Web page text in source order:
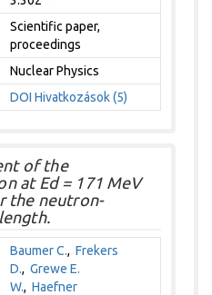
Scientific paper,
proceedings
Nuclear Physics
DOI Hivatkozások (5)
of the
at Ed = 171 MeV
the neutron-
Baumer C.,Frekers
D.,Grewe E.
W.,Haefner